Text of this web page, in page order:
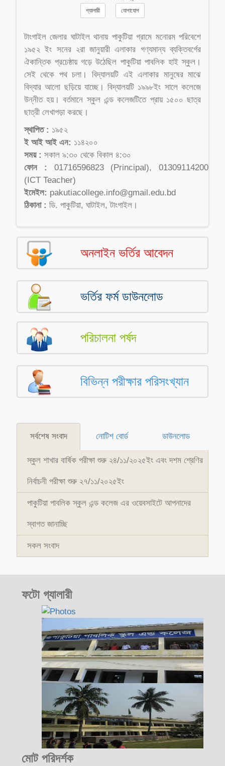
গ্যালারী যোগাযোগ
টাংগাইল জেলার ঘাটাইল থানায় পাকুটিয়া গ্রামে মনোরম পরিবেশে
১৯৫২ ইং সনের ২রা জানুয়ারী এলাকার গণ্যমান্য ব্যক্তিবর্গের
ঐকান্তিক প্রচেষ্ঠায় গড়ে উঠেছিল পাকুটিয়া পাবলিক হাই স্কুল।
সেই থেকে পথ চলা। বিদ্যালয়টি এই এলাকার মানুষের মাঝে
বিদ্যার আলো ছড়িয়ে যাচ্ছে। বিদ্যালয়টি ১৯৯৮ইং সালে কলেজে
উন্নীত হয়। বর্তমানে স্কুল এন্ড কলেজটিতে প্রায় ১৫০০ ছাত্র
ছাত্রী লেখাপড়া করছে।
স্থাপিত : ১৯৫২
ই আই আই এন: ১১৪২০০
সময় : সকাল ৯:৩০ থেকে বিকাল ৪:৩০
ফোন : 01716596823 (Principal), 01309114200
(ICT Teacher)
ইমেইল: pakutiacollege.info@gmail.edu.bd
ঠিকানা : ডি. পাকুটিয়া, ঘাটাইল, টাংগাইল।
অনলাইন ভর্তির আবেদন
ভর্তির ফর্ম ডাউনলোড
পরিচালনা পর্ষদ
বিভিন্ন পরীক্ষার পরিসংখ্যান
সর্বশেষ সংবাদ নোটিশ বোর্ড ডাউনলোড
স্কুল শাখার বার্ষিক পরীক্ষা শুরু ২৪/১১/২০২৫ইং এবং দশম শ্রেণির
নির্বাচনী পরীক্ষা শুরু ২৭/১১/২০২৫ইং
পাকুটিয়া পাবলিক স্কুল এন্ড কলেজ এর ওয়েবসাইটে আপনাদের
স্বাগত জানাচ্ছি
সকল সংবাদ
ফটো গ্যালারী
মোট পরিদর্শক